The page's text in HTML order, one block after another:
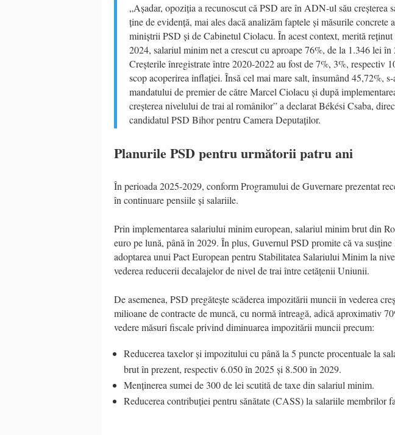
„Așadar, opoziția a recunoscut că PSD are în ADN-ul său creșterea
ține de evidență, mai ales dacă analizăm faptele și măsurile concrete
miniștrii PSD și de Cabinetul Ciolacu. În acest context, merită
2024, salariul minim net a crescut cu aproape 76%, de la 1.346 lei
Creșterile înregistrate între 2020-2022 au fost de 7%, 3%, respectiv
scop acoperirea inflației. Însă cel mai mare salt, însumând 45,72%,
mandatului de premier de către Marcel Ciolacu și după
creșterea nivelului de trai al românilor” a declarat Békési Csaba,
candidatul PSD Bihor pentru Camera Deputaților.
Planurile PSD pentru următorii patru ani
În perioada 2025-2029, conform Programului de Guvernare prezentat
în continuare pensiile și salariile.
Prin implementarea salariului minim european, salariul minim brut din
euro pe lună, până în 2029. În plus, Guvernul PSD promite că va
adoptarea unui Pact European pentru Stabilitatea Salariului Minim la
vederea reducerii decalajelor de nivel de trai între cetățenii Uniunii.
De asemenea, PSD pregătește scăderea impozitării muncii în vederea
milioane de contracte de muncă, cu normă întreagă, adică aproximativ
vedere măsuri fiscale privind diminuarea impozitării muncii precum:
Reducerea taxelor și impozitului cu până la 5 puncte procentuale la
brut în prezent, respectiv 6.050 în 2025 și 8.500 în 2029.
Menținerea sumei de 300 de lei scutită de taxe din salariul minim.
Reducerea contribuției pentru sănătate (CASS) la salariile membrilor